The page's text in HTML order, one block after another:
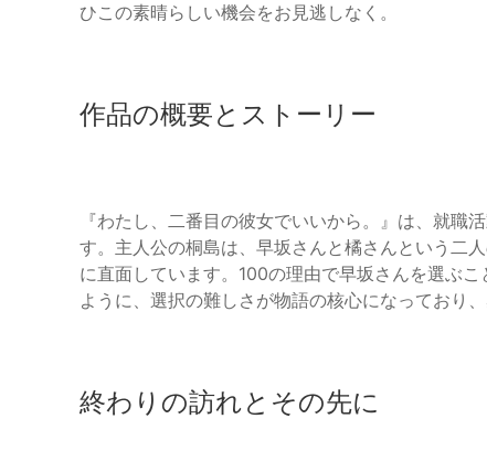
ひこの素晴らしい機会をお見逃しなく。
作品の概要とストーリー
『わたし、二番目の彼女でいいから。』は、就職
す。主人公の桐島は、早坂さんと橘さんという二
に直面しています。100の理由で早坂さんを選ぶ
ように、選択の難しさが物語の核心になっており
終わりの訪れとその先に